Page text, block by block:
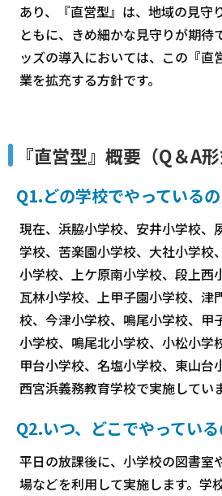
あり、『直営型』は、地域の見守
ともに、きめ細かな見守りが期待
ッズの導入においては、この『直
業を拡充する方針です。
『直営型』概要（Q＆A形
Q1.どの学校でやっているの
現在、浜脇小学校、安井小学校、
学校、苦楽園小学校、大社小学校
小学校、上ケ原南小学校、段上西
瓦林小学校、上甲子園小学校、津
校、今津小学校、鳴尾小学校、甲
小学校、鳴尾北小学校、小松小学
甲台小学校、名塩小学校、東山台
西宮浜義務教育学校で実施していま
Q2.いつ、どこでやっている
平日の放課後に、小学校の図書室
場などを利用して実施します。学